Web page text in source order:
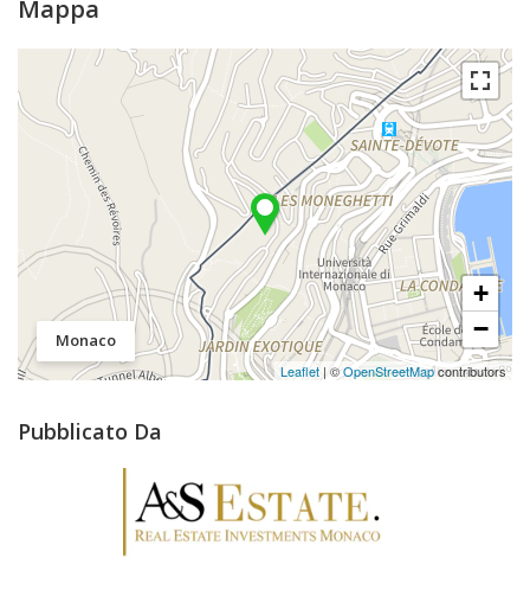
Mappa
Monaco
+
−
Leaflet | ©OpenStreetMapcontributors
Pubblicato Da